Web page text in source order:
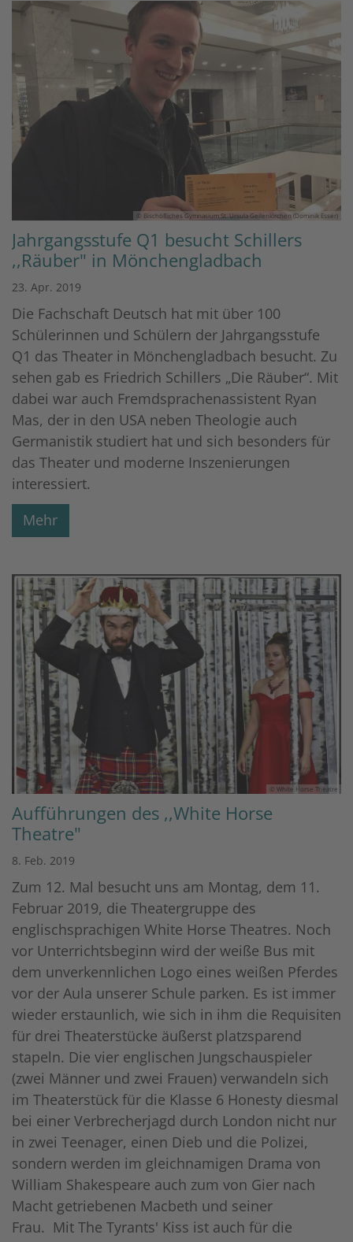
© Bischöfliches Gymnasium St. Ursula Geilenkirchen (Dominik Esser)
Jahrgangsstufe Q1 besucht Schillers
,,Räuber" in Mönchengladbach
23. Apr. 2019
Die Fachschaft Deutsch hat mit über 100
Schülerinnen und Schülern der Jahrgangsstufe
Q1 das Theater in Mönchengladbach besucht. Zu
sehen gab es Friedrich Schillers „Die Räuber“. Mit
dabei war auch Fremdsprachenassistent Ryan
Mas, der in den USA neben Theologie auch
Germanistik studiert hat und sich besonders für
das Theater und moderne Inszenierungen
interessiert.
Mehr
© White Horse Theatre
Aufführungen des ,,White Horse
Theatre"
8. Feb. 2019
Zum 12. Mal besucht uns am Montag, dem 11.
Februar 2019, die Theatergruppe des
englischsprachigen White Horse Theatres. Noch
vor Unterrichtsbeginn wird der weiße Bus mit
dem unverkennlichen Logo eines weißen Pferdes
vor der Aula unserer Schule parken. Es ist immer
wieder erstaunlich, wie sich in ihm die Requisiten
für drei Theaterstücke äußerst platzsparend
stapeln. Die vier englischen Jungschauspieler
(zwei Männer und zwei Frauen) verwandeln sich
im Theaterstück für die Klasse 6 Honesty diesmal
bei einer Verbrecherjagd durch London nicht nur
in zwei Teenager, einen Dieb und die Polizei,
sondern werden im gleichnamigen Drama von
William Shakespeare auch zum von Gier nach
Macht getriebenen Macbeth und seiner
Frau. Mit The Tyrants' Kiss ist auch für die